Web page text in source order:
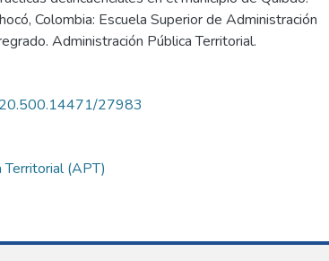
Colombia: Escuela Superior de Administración
Administración Pública Territorial.
27983
Territorial (APT)